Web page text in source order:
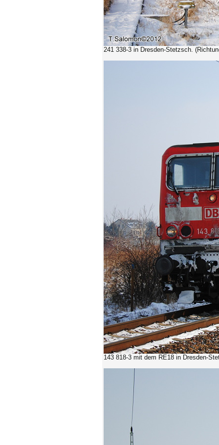
241 338-3 in Dresden-Stetzsch.
143 818-3 mit dem RE18 in Dresden-